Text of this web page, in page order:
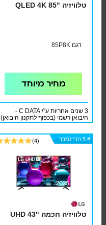
טלוויזיה "85 QLED 4K
דגם 85P8K
מחיר מיוחד
3 שנים אחריות ע"י C DATA -
היבואן רשמי (בכפוף לתקנון היבואן)
# 5 הכי נמכר
# 5 הכי נמכר
# 5 הכי נמכר
# 5 הכי נמכר
# 5 הכי נמכר (4)
טלוויזיה חכמה "UHD 43